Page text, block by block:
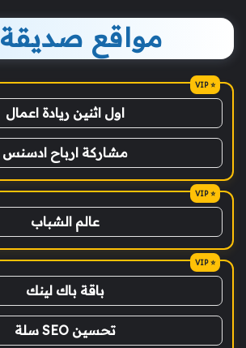
مواقع صديقة
اول اثنين ريادة اعمال
مشاركة ارباح ادسنس
عالم الشباب
باقة باك لينك
تحسين SEO سلة